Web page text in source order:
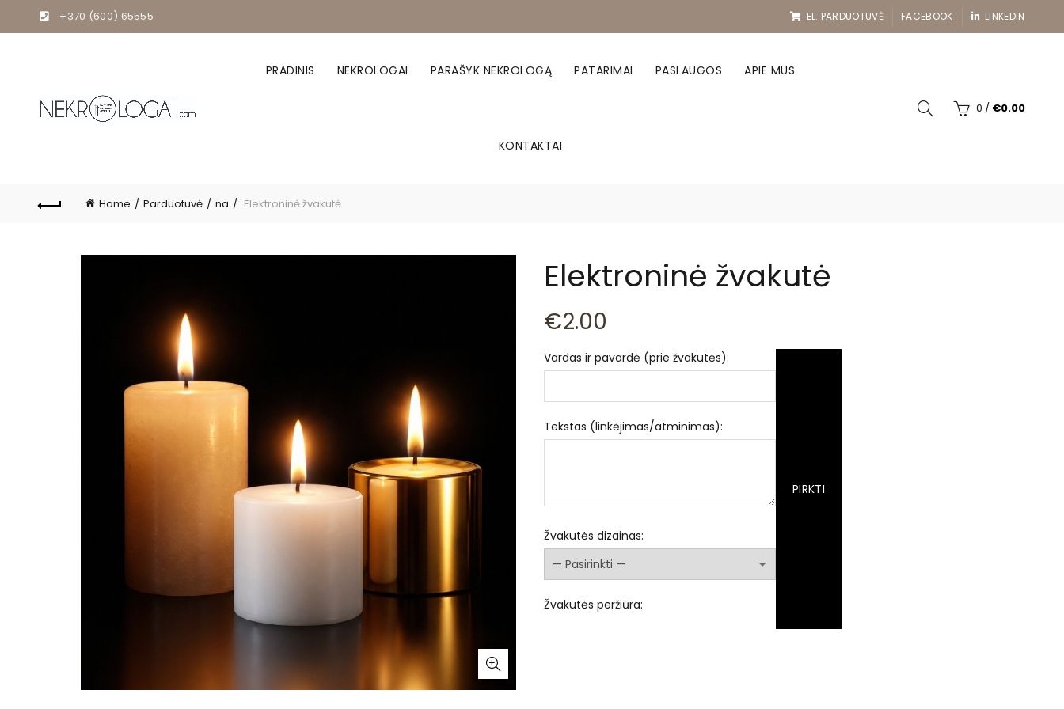
+370 (600) 65555 EL. PARDUOTUVĖ FACEBOOK LINKEDIN
PRADINIS NEKROLOGAI PARAŠYK NEKROLOGĄ PATARIMAI PASLAUGOS APIE MUS
KONTAKTAI
0 / €0.00
Home Parduotuvė na Elektroninė žvakutė
Elektroninė žvakutė
€2.00
Vardas ir pavardė (prie žvakutės):
Tekstas (linkėjimas/atminimas):
Žvakutės dizainas:
Žvakutės peržiūra:
PIRKTI